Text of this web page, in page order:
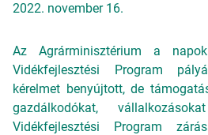
2022. november 16.
Az Agrárminisztérium a
Vidékfejlesztési Program
kérelmet benyújtott, de
gazdálkodókat,
Vidékfejlesztési Program